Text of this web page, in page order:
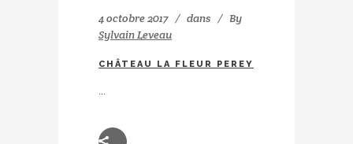
4 octobre 2017 dans
By
Sylvain Leveau
CHÂTEAU LA FLEUR PEREY